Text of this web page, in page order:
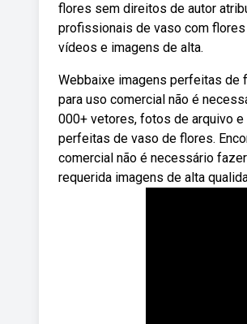
flores sem direitos de autor
profissionais de vaso com
vídeos e imagens de alta.
Webbaixe imagens perfeitas de
para uso comercial não é
000+ vetores, fotos de arquivo e
perfeitas de vaso de flores.
comercial não é necessário
requerida imagens de alta